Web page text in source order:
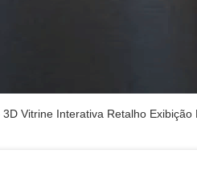
Vitrine Interativa Retalho Exibição